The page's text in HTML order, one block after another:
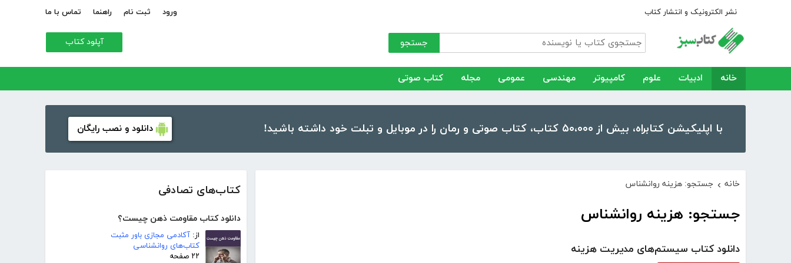
نشر الکترونیک و انتشار کتاب ورود ثبت نام راهنما تماس با ما
جستجو آپلود کتاب
خانه ادبیات علوم کامپیوتر مهندسی عمومی مجله کتاب صوتی
با اپلیکیشن کتابراه، بیش از ۵۰،۰۰۰ کتاب، کتاب صوتی و رمان را در موبایل و تبلت خود داشته باشید! دانلود و نصب رایگان
کتاب‌های تصادفی
دانلود کتاب مقاومت ذهن چیست؟
از: آکادمی مجازی باور مثبت
کتاب‌های روانشناسی
۲۲ صفحه
خانه › جستجو: هزینه روانشناس
جستجو: هزینه روانشناس
دانلود کتاب سیستم‌های مدیریت هزینه